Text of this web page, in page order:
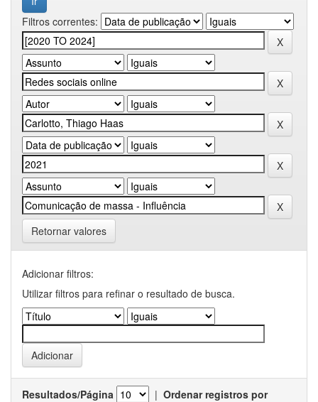
Filtros correntes:
Retornar valores
Adicionar filtros:
Utilizar filtros para refinar o resultado de busca.
Resultados/Página | Ordenar registros por